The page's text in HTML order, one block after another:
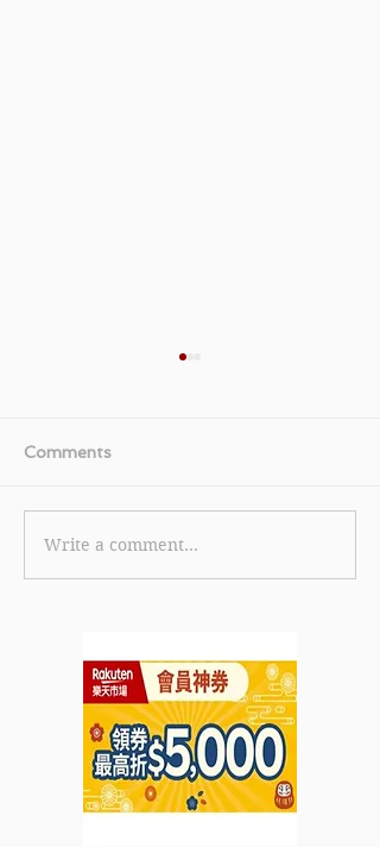
《Samsung 三星 優惠》-
購買65" Neo QLED
掛牆架可享限時激減
HK$17,000 (優惠至
2023年4月30日)
Comments
Write a comment...